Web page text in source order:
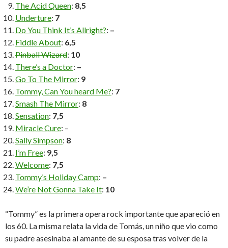
The Acid Queen: 8,5
Underture: 7
Do You Think It’s Allright?: –
Fiddle About: 6,5
Pinball Wizard: 10
There’s a Doctor: –
Go To The Mirror: 9
Tommy, Can You heard Me?: 7
Smash The Mirror: 8
Sensation: 7,5
Miracle Cure: –
Sally Simpson: 8
I’m Free: 9,5
Welcome: 7,5
Tommy’s Holiday Camp: –
We’re Not Gonna Take It: 10
“Tommy” es la primera opera rock importante que apareció en
los 60. La misma relata la vida de Tomás, un niño que vio como
su padre asesinaba al amante de su esposa tras volver de la